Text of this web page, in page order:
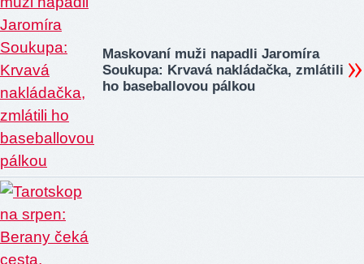
Maskovaní muži napadli Jaromíra
Soukupa: Krvavá nakládačka, zmlátili
ho baseballovou pálkou